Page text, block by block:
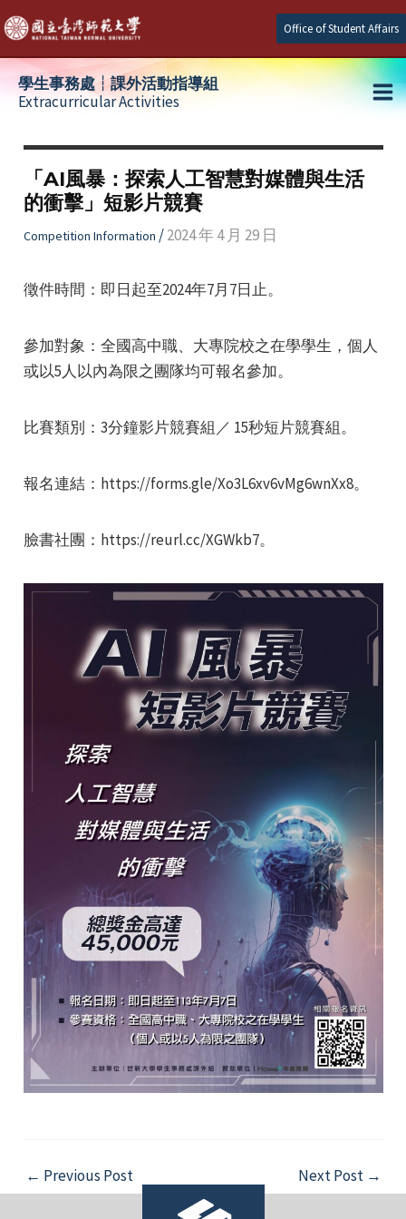
Skip
to
content
Office of Student Affairs
學生事務處┆課外活動指導組
Extracurricular Activities
「AI風暴：探索人工智慧對媒體與生活
的衝擊」短影片競賽
Competition Information /2024 年 4 月 29 日
徵件時間：即日起至2024年7月7日止。
參加對象：全國高中職、大專院校之在學學生，個人
或以5人以內為限之團隊均可報名參加。
比賽類別：3分鐘影片競賽組／ 15秒短片競賽組。
報名連結：https://forms.gle/Xo3L6xv6vMg6wnXx8。
臉書社團：https://reurl.cc/XGWkb7。
Post
navigation
← Previous Post Next Post →